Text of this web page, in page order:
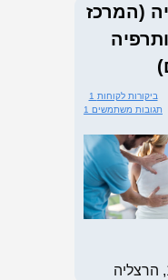
(המרכז
1 ביקורות לקוחות
1 תגובות משתמשים